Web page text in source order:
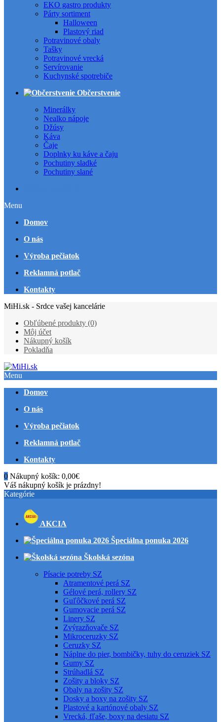
EKO gastro produkty
Párty sortiment
Halloween
Plastový riad
Potravinové obaly
Tašky
Potravinové vrecká
Servírovanie
Kuchynské spotrebiče
Občerstvenie
Minerálky
Nealko nápoje
Džúsy
Káva
Čaje
Doplnky ku káve a čaju
Pochutiny sladké
Pochutiny slané
Menu
Domov
O nás
Výroba pečiatok
Reklamná potlač
Kontakty
MiHi.sk - Srdce vašej kancelárie
Obľúbené produkty (0)
Môj účet
Nákupný košík
Pokladňa
Menu
Domov
O nás
Výroba pečiatok
Reklamná potlač
Kontakty
0 Nákupný košík: 0,00€
Váš nákupný košík je prázdny!
Kategórie
AKCIA
Špeciálna ponuka 2026
Školská sezóna
Písacie potreby SZ
Atramentové perá SZ
Gélové perá, rollery SZ
Guľôčkové perá SZ
Gumovacie perá SZ
Linery SZ
Zvýrazňovače SZ
Mikroceruzky SZ
Ceruzky SZ
Náplne do pier, bombičky, tuhy do ceruziek SZ
Gumy SZ
Strúhadlá SZ
Zošity a bloky SZ
Obaly na zošity SZ
Dosky a boxy na zošity SZ
Plastové a kartónové obaly SZ
Vrecká, fľaše, boxy na desiatu SZ